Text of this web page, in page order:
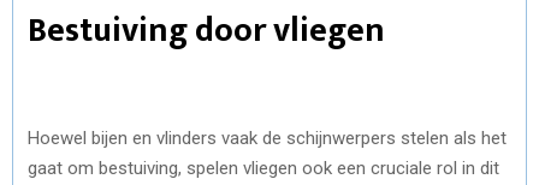
Bestuiving door vliegen
Hoewel bijen en vlinders vaak de schijnwerpers stelen als het
gaat om bestuiving, spelen vliegen ook een cruciale rol in dit